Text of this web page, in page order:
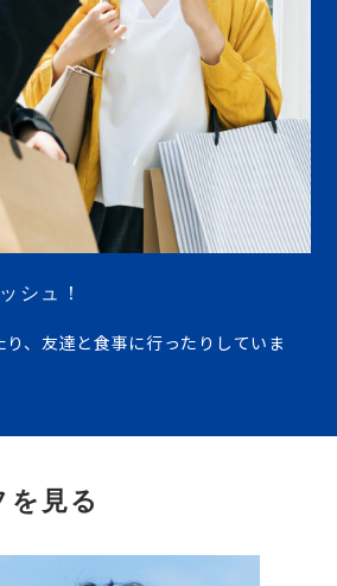
シュ！
、友達と食事に行ったりしていま
見る